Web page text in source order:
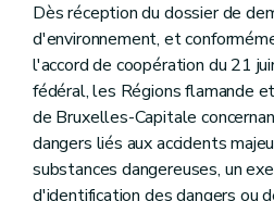
Dès réception du dossier de
d'environnement, et
l'accord de coopération du 21
fédéral, les Régions flamande
de Bruxelles-Capitale
dangers liés aux accidents
substances dangereuses, un
d'identification des dangers ou